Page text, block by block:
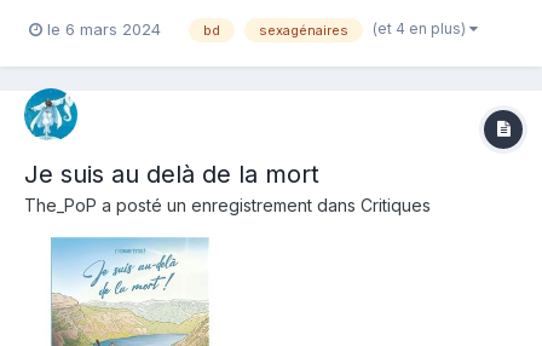
Résumé de l'album : Ernesto est à l'aube de la soixantaine et, s'il
le 6 mars 2024 bd sexagénaires (et 4 en plus)
Je suis au delà de la mort
The_PoP a posté un enregistrement dans Critiques